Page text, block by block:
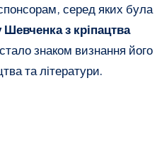
серед яких була
з кріпацтва
знаком визнання його
та літератури.